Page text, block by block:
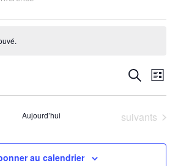
et
de
Recherche
de
Liste
Aujourd’hui Évènements
suivants
au calendrier